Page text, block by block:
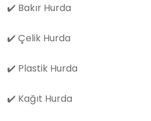
✔️ Bakır Hurda
✔️ Çelik Hurda
✔️ Plastik Hurda
✔️ Kağıt Hurda